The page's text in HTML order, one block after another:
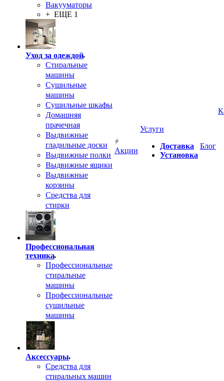
Вакууматоры
+ ЕЩЕ 1
Уход за одеждой
Стиральные
машины
Сушильные
машины
Сушильные шкафы
Домашняя
прачечная
Выдвижные
гладильные доски
Выдвижные полки
Выдвижные ящики
Выдвижные
корзины
Средства для
стирки
Профессиональная
техника
Профессиональные
стиральные
машины
Профессиональные
сушильные
машины
Аксессуары
Средства для
стиральных машин
Акции
Услуги
Доставка
Установка
Блог